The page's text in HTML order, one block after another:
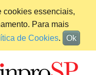
cookies essenciais,
Para mais
de Cookies. Ok